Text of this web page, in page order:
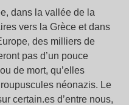
dans la vallée de la
vers la Grèce et dans
des milliers de
pas d’un pouce
de mort, qu’elles
néonazis. Le
certain.es d’entre nous,